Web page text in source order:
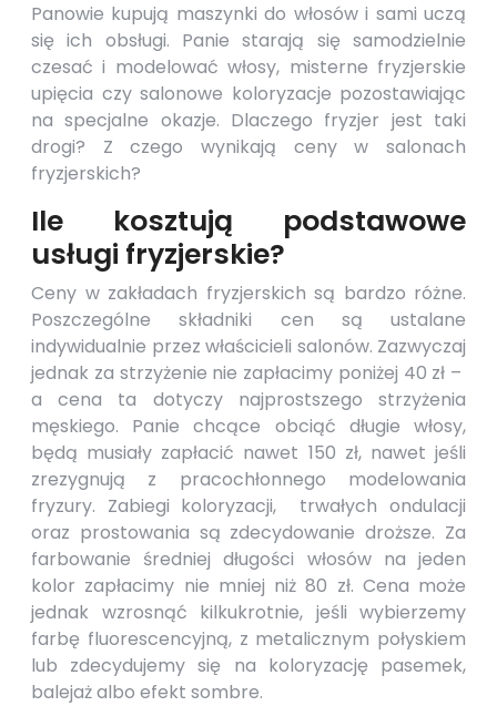
Panowie kupują maszynki do włosów i sami uczą
się ich obsługi. Panie starają się samodzielnie
czesać i modelować włosy, misterne fryzjerskie
upięcia czy salonowe koloryzacje pozostawiając
na specjalne okazje. Dlaczego fryzjer jest taki
drogi? Z czego wynikają ceny w salonach
fryzjerskich?
Ile kosztują podstawowe
usługi fryzjerskie?
Ceny w zakładach fryzjerskich są bardzo różne.
Poszczególne składniki cen są ustalane
indywidualnie przez właścicieli salonów. Zazwyczaj
jednak za strzyżenie nie zapłacimy poniżej 40 zł –
a cena ta dotyczy najprostszego strzyżenia
męskiego. Panie chcące obciąć długie włosy,
będą musiały zapłacić nawet 150 zł, nawet jeśli
zrezygnują z pracochłonnego modelowania
fryzury. Zabiegi koloryzacji, trwałych ondulacji
oraz prostowania są zdecydowanie droższe. Za
farbowanie średniej długości włosów na jeden
kolor zapłacimy nie mniej niż 80 zł. Cena może
jednak wzrosnąć kilkukrotnie, jeśli wybierzemy
farbę fluorescencyjną, z metalicznym połyskiem
lub zdecydujemy się na koloryzację pasemek,
balejaż albo efekt sombre.